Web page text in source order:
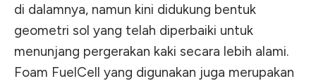
di dalamnya, namun kini didukung bentuk
geometri sol yang telah diperbaiki untuk
menunjang pergerakan kaki secara lebih alami.
Foam FuelCell yang digunakan juga merupakan